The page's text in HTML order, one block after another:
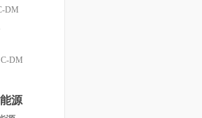
DM
DM
源